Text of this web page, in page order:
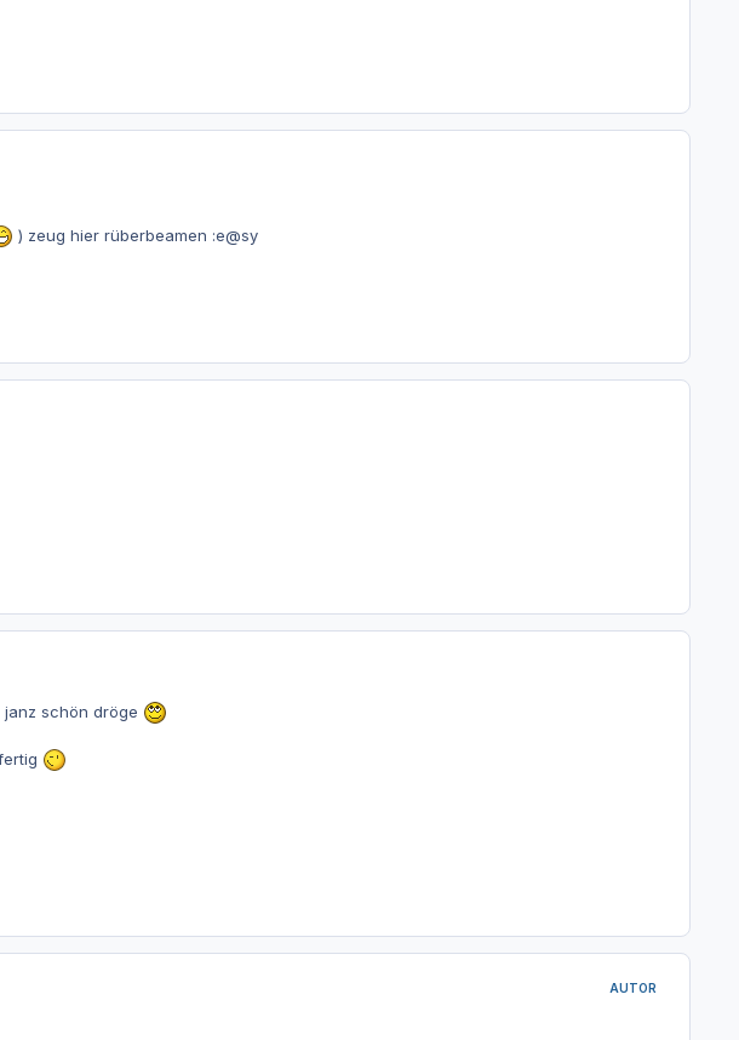
) zeug hier rüberbeamen :e@sy
janz schön dröge
AUTOR